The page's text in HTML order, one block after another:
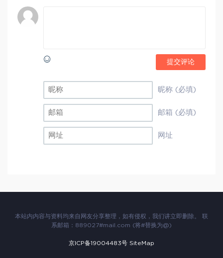
提交评论
昵称 (必填)
邮箱 (必填)
网址
本站内内容与资料均来自网友分享整理，如有侵权，我们讲立即删除。 联
系邮箱：889027#mail.com (将#替换为@)
京ICP备19004483号 SiteMap